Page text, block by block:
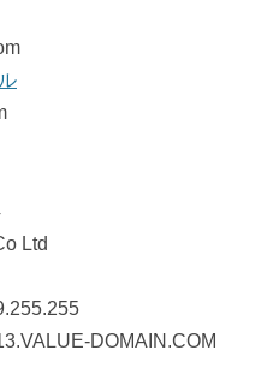
Ltd
DOMAIN.COM